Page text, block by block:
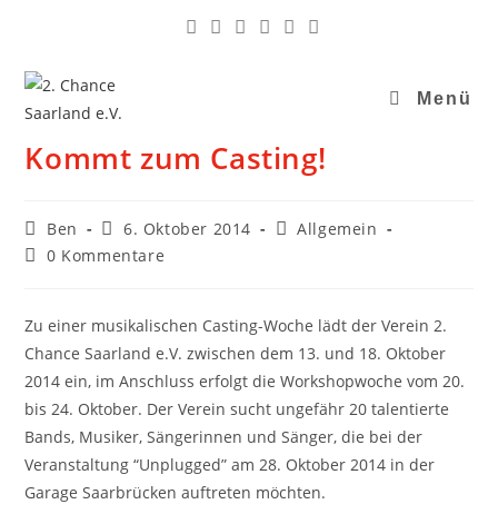
Menü
Kommt zum Casting!
Ben 6. Oktober 2014
Allgemein
0 Kommentare
Zu einer musikalischen Casting-Woche lädt der Verein 2.
Chance Saarland e.V. zwischen dem 13. und 18. Oktober
2014 ein, im Anschluss erfolgt die Workshopwoche vom 20.
bis 24. Oktober. Der Verein sucht ungefähr 20 talentierte
Bands, Musiker, Sängerinnen und Sänger, die bei der
Veranstaltung “Unplugged” am 28. Oktober 2014 in der
Garage Saarbrücken auftreten möchten.